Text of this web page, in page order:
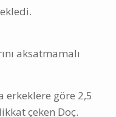
aksatmamalı
erkeklere göre 2,5
çeken Doç.